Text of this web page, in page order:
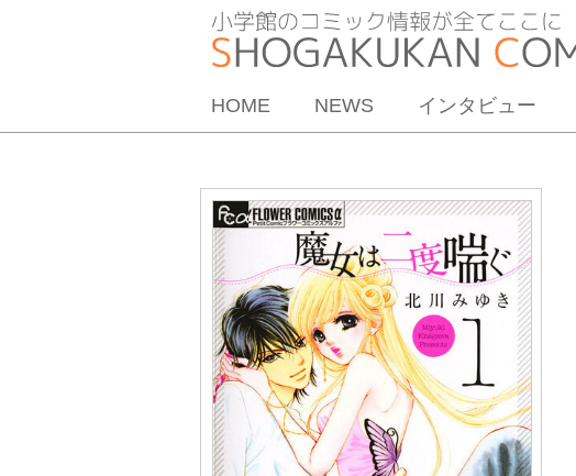
HOME NEWS インタビュー